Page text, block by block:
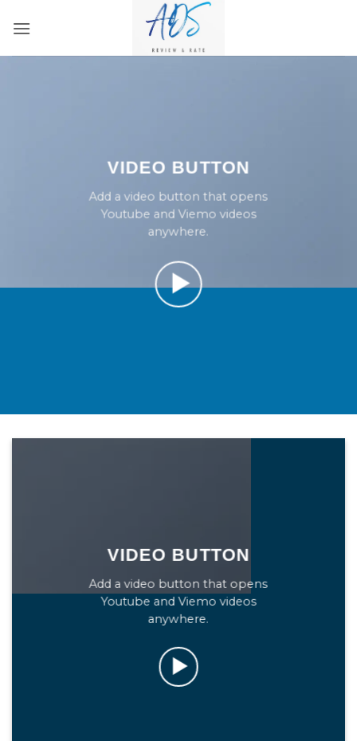
qua
VIDEO BUTTON
Add a video button that opens
Youtube and Viemo videos
anywhere.
VIDEO BUTTON
Add a video button that opens
Youtube and Viemo videos
anywhere.